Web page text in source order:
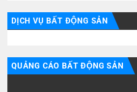
DỊCH VỤ BẤT ĐỘNG SẢN
QUẢNG CÁO BẤT ĐỘNG SẢN